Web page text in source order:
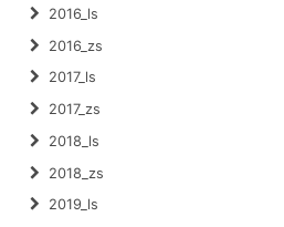
2016_ls
2016_zs
2017_ls
2017_zs
2018_ls
2018_zs
2019_ls